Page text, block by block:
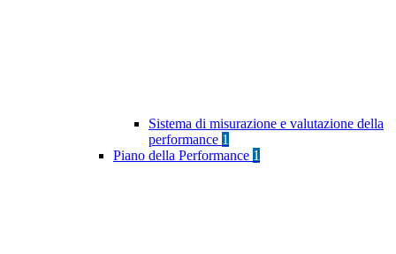
Sistema di misurazione e valutazione della
performance 1
Piano della Performance 1